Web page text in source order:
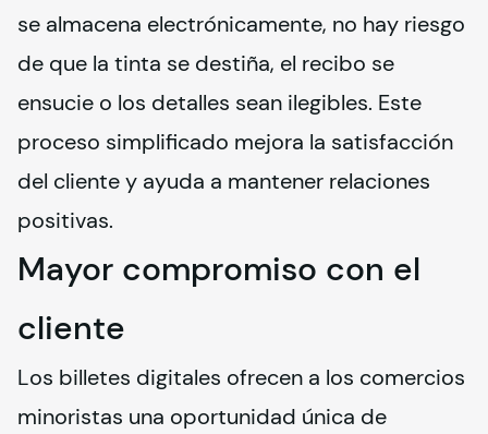
se almacena electrónicamente, no hay riesgo
de que la tinta se destiña, el recibo se
ensucie o los detalles sean ilegibles. Este
proceso simplificado mejora la satisfacción
del cliente y ayuda a mantener relaciones
positivas.
Mayor compromiso con el
cliente
Los billetes digitales ofrecen a los comercios
minoristas una oportunidad única de